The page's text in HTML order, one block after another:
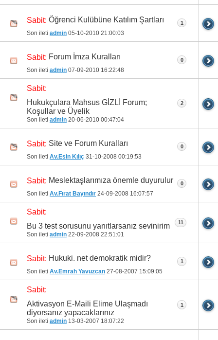
Sabit: Öğrenci Kulübüne Katılım Şartları
Son ileti admin 05-10-2010 21:00:03
1
Sabit: Forum İmza Kuralları
Son ileti admin 07-09-2010 16:22:48
0
Sabit:
Hukukçulara Mahsus GİZLİ Forum;
Koşullar ve Üyelik
Son ileti admin 20-06-2010 00:47:04
2
Sabit: Site ve Forum Kuralları
Son ileti Av.Esin Kılıç 31-10-2008 00:19:53
0
Sabit: Meslektaşlarımıza önemle duyurulur
Son ileti Av.Fırat Bayındır 24-09-2008 16:07:57
0
Sabit:
Bu 3 test sorusunu yanıtlarsanız sevinirim
Son ileti admin 22-09-2008 22:51:01
11
Sabit: Hukuki. net demokratik midir?
Son ileti Av.Emrah Yavuzcan 27-08-2007 15:09:05
1
Sabit:
Aktivasyon E-Maili Elime Ulaşmadı
diyorsanız yapacaklarınız
Son ileti admin 13-03-2007 18:07:22
1